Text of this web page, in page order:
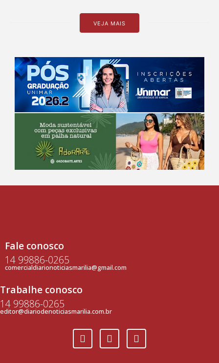
VEJA MAIS
Fale conosco
14 99886-0265
comercialdiarionoticiasmarilia@gmail.com
Trabalhe conosco
14 99886-0265
editor@diariodenoticiasmarilia.com.br